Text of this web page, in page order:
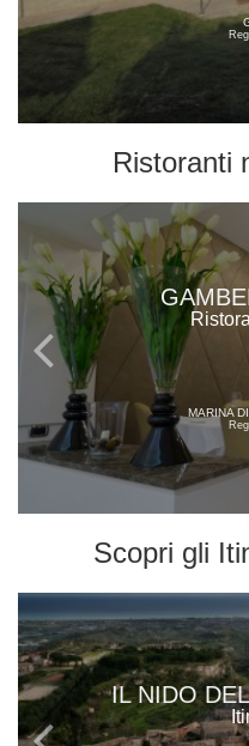
Ristoranti
MARINA
Scopri gli
IL NIDO